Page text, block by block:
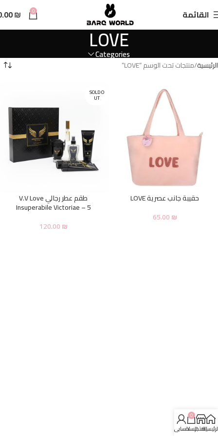
القائمة 0
₪
LOVE
Categories
الرئيسية منتجات تحت الوسم “LOVE”
حقيبة جانب عصرية LOVE
65.00₪
SOLD O
UT
طقم عطر رجالي V.V Love
Insuperabile Victoriae – 5
120.00₪
المتجر
0
السلةحسابي